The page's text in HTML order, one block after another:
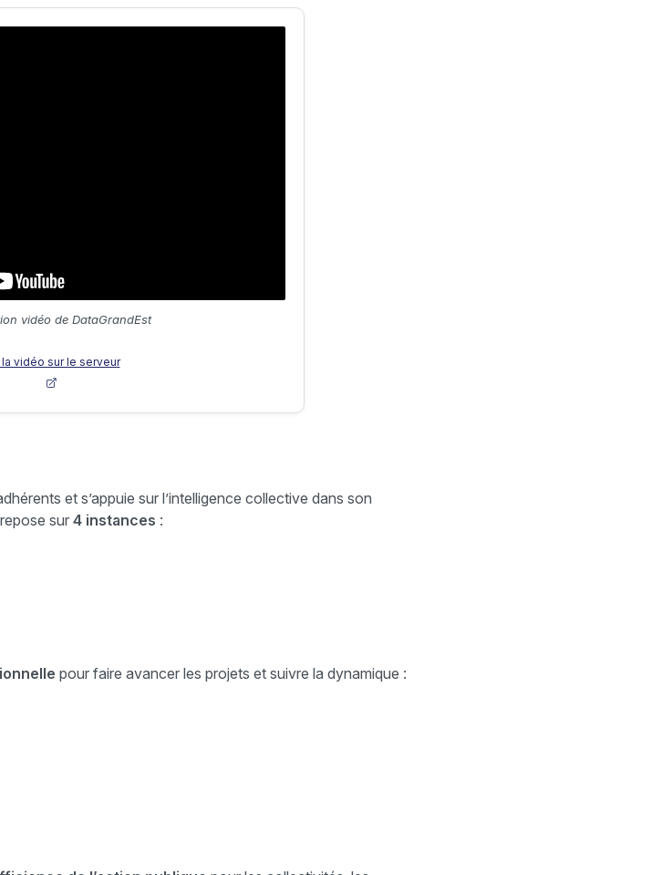
vidéo de DataGrandEst
la vidéo sur le serveur
et s’appuie sur l’intelligence collective dans son
sur4 instances :
pour faire avancer les projets et suivre la dynamique :